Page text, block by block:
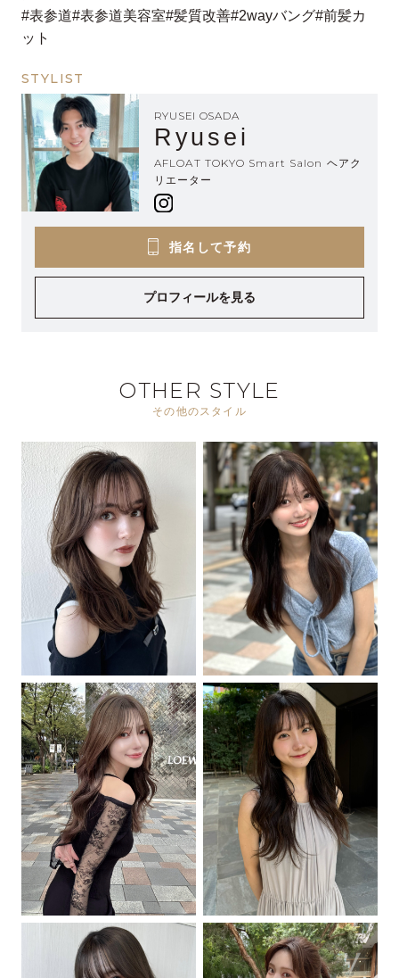
#表参道#表参道美容室#髪質改善#2wayバング#前髪カ
ット
STYLIST
RYUSEI OSADA
Ryusei
AFLOAT TOKYO Smart Salon ヘアク
リエーター
指名して予約
プロフィールを見る
OTHER STYLE
その他のスタイル